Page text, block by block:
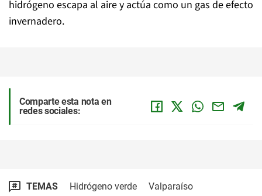
hidrógeno escapa al aire y actúa como un gas de efecto
invernadero.
Comparte esta nota en
redes sociales:
TEMAS Hidrógeno verde
Valparaíso